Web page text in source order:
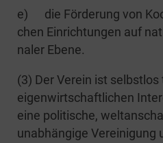
e) die För­de­rung von
chen Ein­rich­tun­gen auf
na­ler Ebene.
(3) Der Ver­ein ist
eigen­wirt­schaft­li­chen
eine poli­ti­sche,
unab­hän­gi­ge Ver­ei­ni­gung